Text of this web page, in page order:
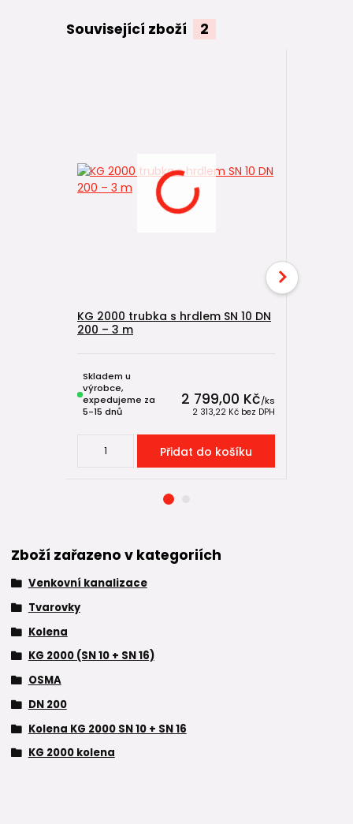
Související zboží 2
KG 2000 trubka s hrdlem SN 10 DN
200 – 3 m
2 799,00 Kč/ks
2 313,22 Kč bez DPH
Skladem u
výrobce,
expedujeme za
5-15 dnů
Přidat do košíku
Zboží zařazeno v kategoriích
Venkovní kanalizace
Tvarovky
Kolena
KG 2000 (SN 10 + SN 16)
OSMA
DN 200
Kolena KG 2000 SN 10 + SN 16
KG 2000 kolena